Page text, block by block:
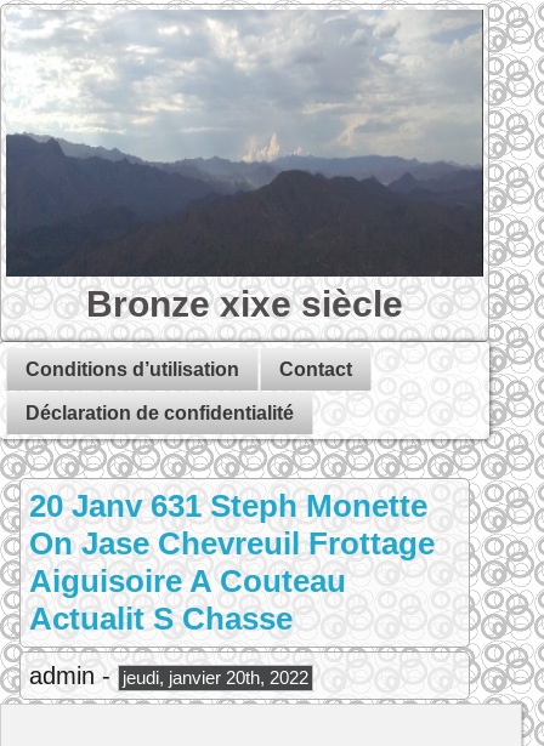
Bronze xixe siècle
Conditions d’utilisation Contact
Déclaration de confidentialité
20 Janv 631 Steph Monette
On Jase Chevreuil Frottage
Aiguisoire A Couteau
Actualit S Chasse
admin - jeudi, janvier 20th, 2022